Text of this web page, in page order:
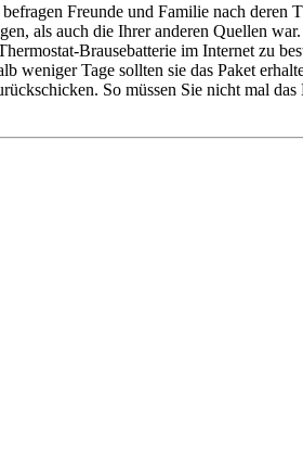
Freunde und Familie nach deren
als auch die Ihrer anderen Quellen
Brausebatterie im Internet zu
weniger Tage sollten sie das Paket
So müssen Sie nicht mal das